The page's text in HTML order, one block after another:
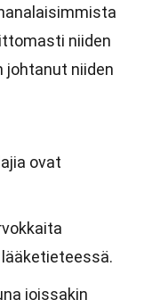
niiden
johtanut niiden
ovat
joissakin